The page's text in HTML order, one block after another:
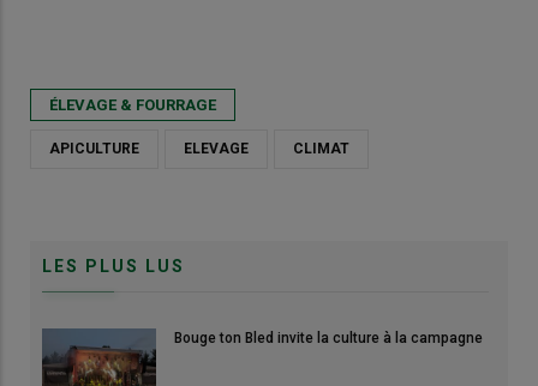
ÉLEVAGE & FOURRAGE
APICULTURE ELEVAGE CLIMAT
LES PLUS LUS
Bouge ton Bled invite la culture à la campagne